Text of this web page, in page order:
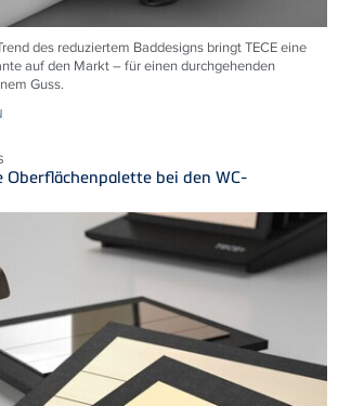
des reduziertem Baddesigns bringt TECE eine
auf den Markt – für einen durchgehenden
Guss.
Oberflächenpalette bei den WC-